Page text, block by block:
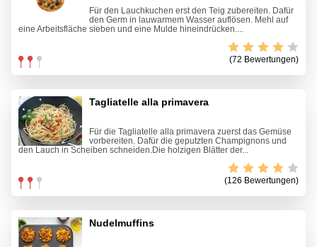
Für den Lauchkuchen erst den Teig zubereiten. Dafür
den Germ in lauwarmem Wasser auflösen. Mehl auf
eine Arbeitsfläche sieben und eine Mulde hineindrücken....
(72 Bewertungen)
Tagliatelle alla primavera
Für die Tagliatelle alla primavera zuerst das Gemüse
vorbereiten. Dafür die geputzten Champignons und
den Lauch in Scheiben schneiden.Die holzigen Blätter der...
(126 Bewertungen)
Nudelmuffins